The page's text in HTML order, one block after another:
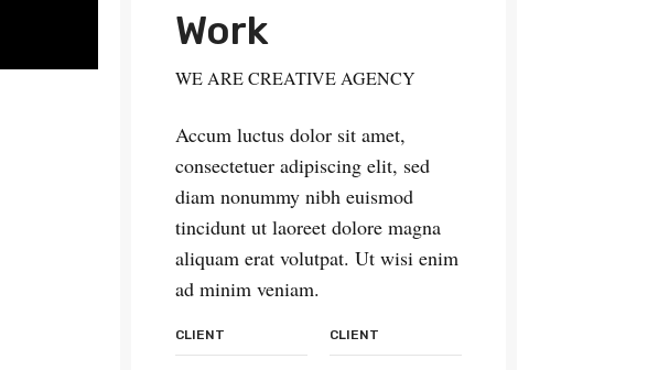
Work
WE ARE CREATIVE AGENCY
Accum luctus dolor sit amet,
consectetuer adipiscing elit, sed
diam nonummy nibh euismod
tincidunt ut laoreet dolore magna
aliquam erat volutpat. Ut wisi enim
ad minim veniam.
CLIENT CLIENT